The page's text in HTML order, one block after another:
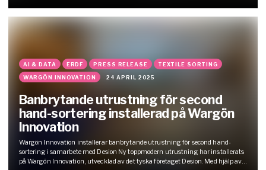
AI & DATA ERDF PRESS RELEASE
TEXTILE SORTING
WARGÖN INNOVATION
24 APRIL 2025
Banbrytande utrustning för second
hand-sortering installerad på Wargön
Innovation
Wargön Innovation installerar banbrytande utrustning för second hand-
sortering i samarbete med Desion Ny toppmodern utrustning har installerats
på Wargön Innovation, utvecklad av det tyska företaget Desion. Med hjälp av